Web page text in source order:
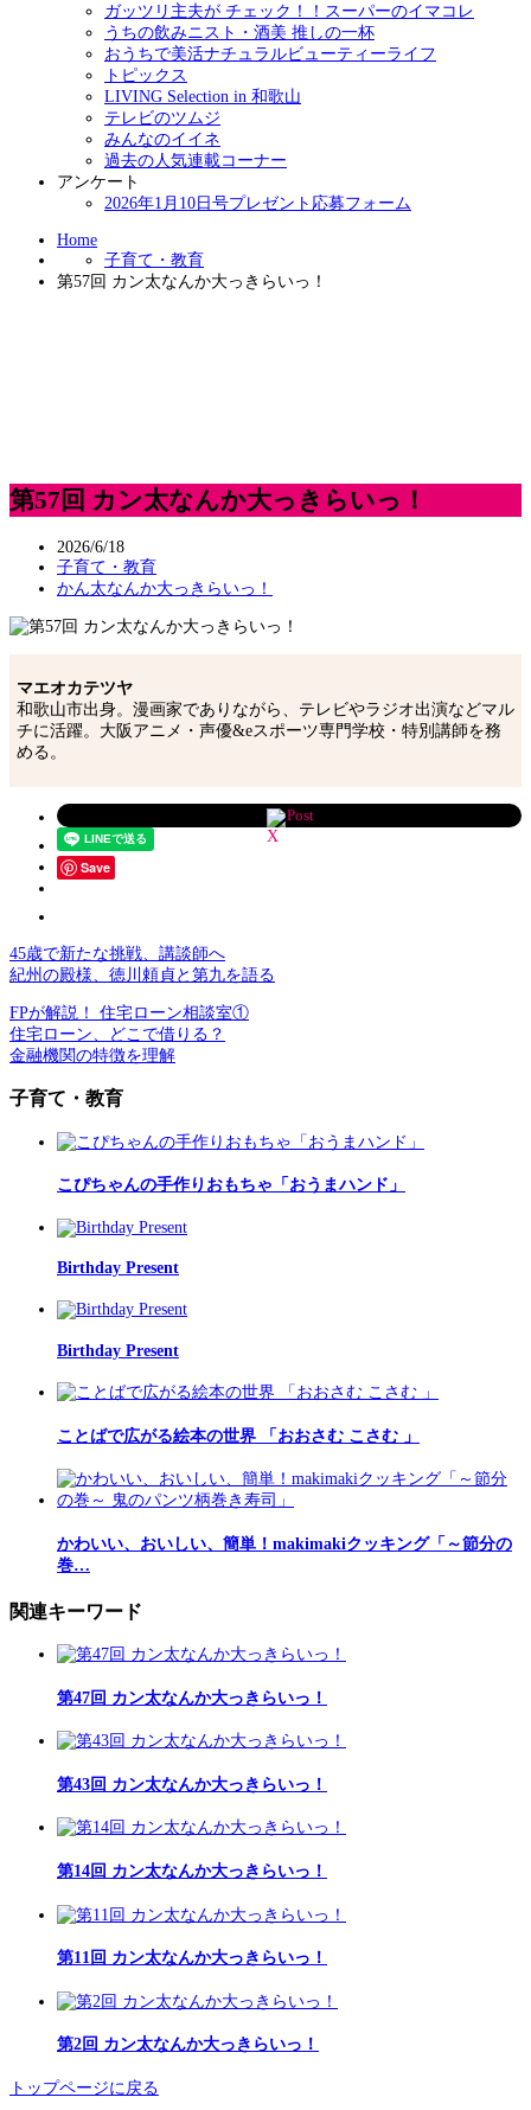
ガッツリ主夫が チェック！！スーパーのイマコレ
うちの飲みニスト・酒美 推しの一杯
おうちで美活ナチュラルビューティーライフ
トピックス
LIVING Selection in 和歌山
テレビのツムジ
みんなのイイネ
過去の人気連載コーナー
アンケート
2026年1月10日号プレゼント応募フォーム
Home
子育て・教育
第57回 カン太なんか大っきらいっ！
第57回 カン太なんか大っきらいっ！
2026/6/18
子育て・教育
かん太なんか大っきらいっ！
マエオカテツヤ
和歌山市出身。漫画家でありながら、テレビやラジオ出演などマル
チに活躍。大阪アニメ・声優&eスポーツ専門学校・特別講師を務
める。
Post
Save
45歳で新たな挑戦、講談師へ
紀州の殿様、徳川頼貞と第九を語る
FPが解説！ 住宅ローン相談室①
住宅ローン、どこで借りる？
金融機関の特徴を理解
子育て・教育
こぴちゃんの手作りおもちゃ「おうまハンド」
Birthday Present
Birthday Present
ことばで広がる絵本の世界 「おおさむ こさむ 」
かわいい、おいしい、簡単！makimakiクッキング「～節分の
巻…
関連キーワード
第47回 カン太なんか大っきらいっ！
第43回 カン太なんか大っきらいっ！
第14回 カン太なんか大っきらいっ！
第11回 カン太なんか大っきらいっ！
第2回 カン太なんか大っきらいっ！
トップページに戻る